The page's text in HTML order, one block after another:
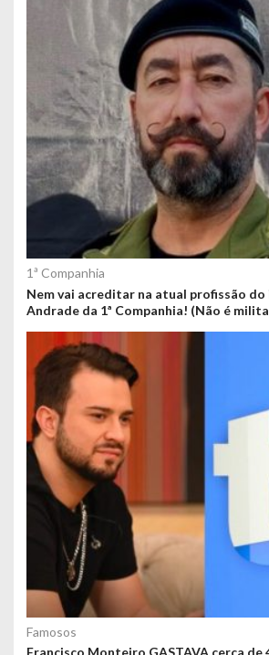
1ª Companhia
Nem vai acreditar na atual profissão
Andrade da 1ª Companhia! (Não é
Famosos